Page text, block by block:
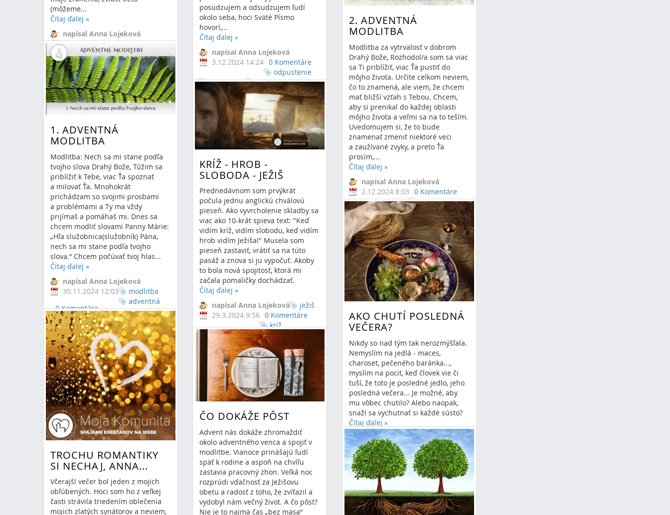
(môžeme...
Čítaj ďalej »
napísal Anna Lojeková
4.12.2024 16:19 0 Komentáre
adventná
modlitba
advent
posudzujem a odsudzujem ľudí
okolo seba, hoci Sväté Písmo
hovorí,...
Čítaj ďalej »
napísal Anna Lojeková
3.12.2024 14:24 0 Komentáre
odpustenie
boží plán
adventná
modlitba
advent
2. ADVENTNÁ
MODLITBA
Modlitba za vytrvalosť v dobrom
Drahý Bože, Rozhodol/a som sa viac
sa Ti priblížiť, viac Ťa pustiť do
môjho života. Určite celkom neviem,
čo to znamená, ale viem, že chcem
mať bližší vzťah s Tebou. Chcem,
aby si prenikal do každej oblasti
môjho života a veľmi sa na to teším.
Uvedomujem si, že to bude
znamenať zmeniť niektoré veci
a zaužívané zvyky, a preto Ťa
prosím,...
Čítaj ďalej »
napísal Anna Lojeková
2.12.2024 8:03 0 Komentáre
modlitba
advent
adventné modlitby
1. ADVENTNÁ
MODLITBA
Modlitba: Nech sa mi stane podľa
tvojho slova Drahý Bože, Túžim sa
priblížiť k Tebe, viac Ťa spoznať
a milovať Ťa. Mnohokrát
prichádzam so svojimi prosbami
a problémami a Ty ma vždy
prijímaš a pomáhaš mi. Dnes sa
chcem modliť slovami Panny Márie:
„Hľa služobnica(služobník) Pána,
nech sa mi stane podľa tvojho
slova.“ Chcem počúvať tvoj hlas...
Čítaj ďalej »
napísal Anna Lojeková
30.11.2024 12:03
0 Komentáre
modlitba
adventná
modlitba
advent
KRÍŽ - HROB -
SLOBODA - JEŽIŠ
Prednedávnom som prvýkrát
počula jednu anglickú chválovú
pieseň. Ako vyvrcholenie skladby sa
viac ako 10-krát spieva text: "Keď
vidím kríž, vidím slobodu, keď vidím
hrob vidím Ježiša!" Musela som
pieseň zastaviť, vrátiť sa na túto
pasáž a znova si ju vypočuť. Akoby
to bola nová spojitosť, ktorá mi
začala pomaličky dochádzať.
Čítaj ďalej »
napísal Anna Lojeková
29.3.2024 9:56 0 Komentáre
ježiš
kríž
sloboda
hrob
AKO CHUTÍ POSLEDNÁ
VEČERA?
Nikdy so nad tým tak nerozmýšľala.
Nemyslím na jedlá - maces,
charoset, pečeného baránka...,
myslím na pocit, keď človek vie či
tuší, že toto je posledné jedlo, jeho
posledná večera... Je možné, aby
mu vôbec chutilo? Alebo naopak,
snaží sa vychutnať si každé sústo?
Čítaj ďalej »
napísal Anna Lojeková
28.3.2024 10:34
0 Komentáre
ježiš
veľká noc
zelený štrvtok
eucharistia
TROCHU ROMANTIKY
SI NECHAJ, ANNA...
Včerajší večer bol jeden z mojich
obľúbených. Hoci som ho z veľkej
časti strávila triedením oblečenia
mojich zlatých synátorov a neviem,
ČO DOKÁŽE PÔST
Advent nás dokáže zhromaždiť
okolo adventného venca a spojiť v
modlitbe. Vianoce prinášajú ľudí
späť k rodine a aspoň na chvíľu
zastavia pracovný zhon. Veľká noc
rozprúdi vďačnosť za Ježišovu
obetu a radosť z toho, že zvíťazil a
vydobyl nám večný život. A čo pôst?
Nie je to najmä čas „bez mäsa“